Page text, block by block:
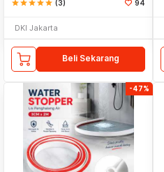
starstarstarstarstar (3) 94
DKI Jakarta
Beli Sekarang
-47%